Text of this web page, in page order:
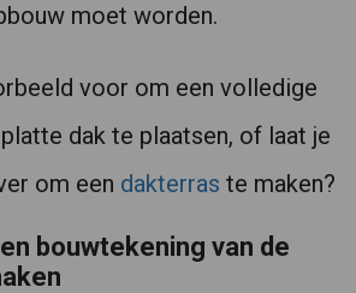
moet worden.
voor om een volledige
dak te plaatsen, of laat je
om een dakterras te maken?
bouwtekening van de